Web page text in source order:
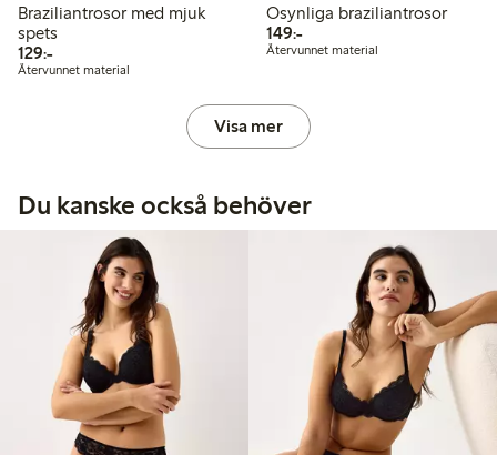
Braziliantrosor med mjuk
spets
129:-129,00 kr
Återvunnet material
Osynliga braziliantrosor
149:-149,00 kr
Återvunnet material
Visa mer
Du kanske också behöver